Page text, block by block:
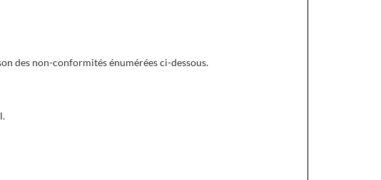
des non-conformités énumérées ci-dessous.